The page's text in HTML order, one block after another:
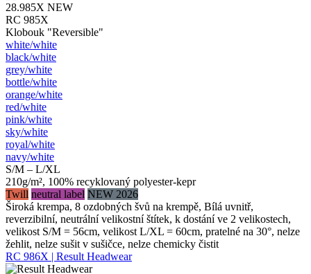
28.985X NEW
RC 985X
Klobouk "Reversible"
white/​white
black/​white
grey/​white
bottle/​white
orange/​white
red/​white
pink/​white
sky/​white
royal/​white
navy/​white
S/M – L/XL
210g/m², 100% recyklovaný polyester-kepr
Twill neutral label NEW 2026
Široká krempa, 8 ozdobných švů na krempě, Bílá uvnitř,
reverzibilní, neutrální velikostní štítek, k dostání ve 2 velikostech,
velikost S/M = 56cm, velikost L/XL = 60cm, pratelné na 30°, nelze
žehlit, nelze sušit v sušičce, nelze chemicky čistit
RC 986X | Result Headwear